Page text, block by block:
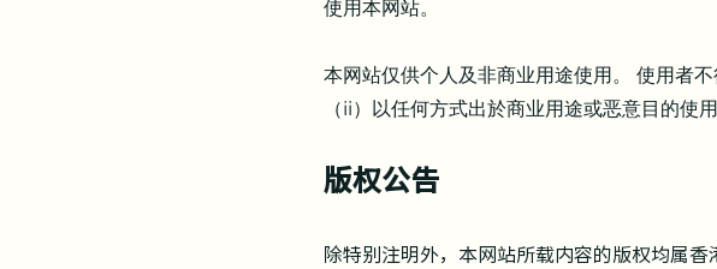
使用本网站。
本网站仅供个人及非商业用途使用。 使用者
（ii）以任何方式出於商业用途或恶意目的使用
版权公告
除特别注明外，本网站所载内容的版权均属